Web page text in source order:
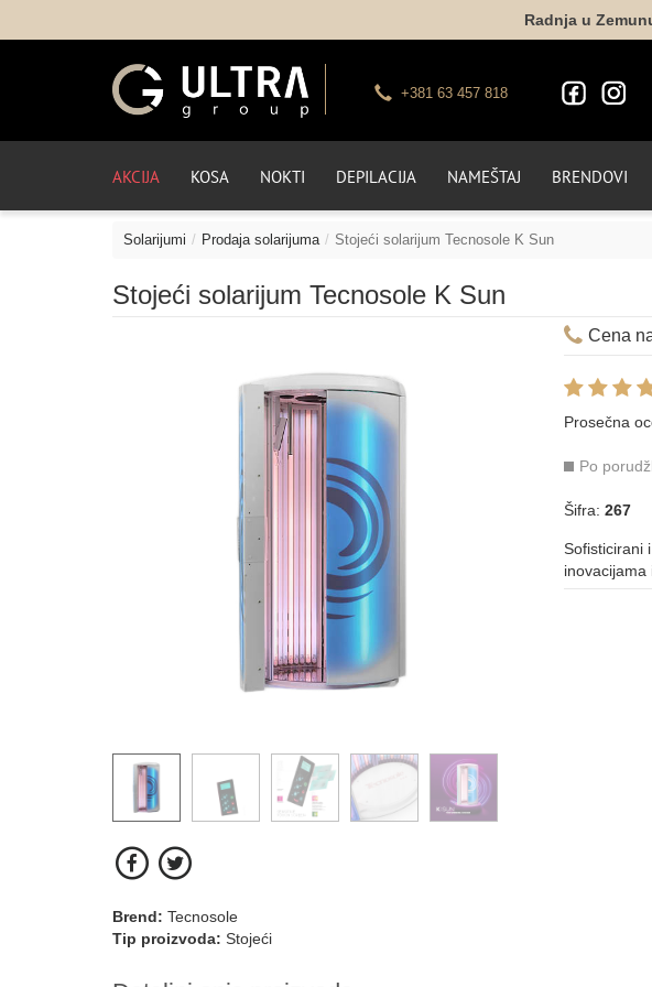
Radnja u
+381 63 457 818
AKCIJA KOSA NOKTI DEPILACIJA NAMEŠTAJ BRENDOVI
Solarijumi Prodaja solarijuma Stojeći solarijum Tecnosole K Sun
Stojeći solarijum Tecnosole K Sun
Cena
Prosečna
Po
Šifra:267
Sofisticirani
inovacijama
Brend: Tecnosole
Tip proizvoda: Stojeći